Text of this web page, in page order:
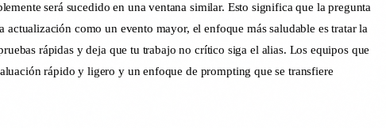
será sucedido en una ventana similar. Esto significa que la pregunta
como un evento mayor, el enfoque más saludable es tratar la
rápidas y deja que tu trabajo no crítico siga el alias. Los equipos que
rápido y ligero y un enfoque de prompting que se transfiere